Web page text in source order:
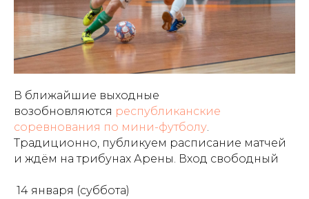
В ближайшие выходные
возобновляются республиканские
соревнования по мини-футболу.
Традиционно, публикуем расписание матчей
и ждём на трибунах Арены. Вход свободный
14 января (суббота)